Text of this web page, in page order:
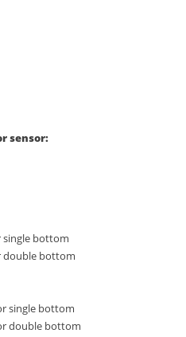
sensor:
single bottom
double bottom
single bottom
double bottom